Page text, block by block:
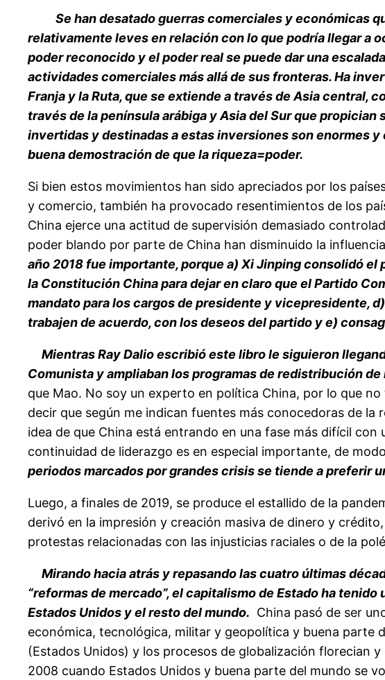
Se han desatado guerras comerciales y económicas
relativamente leves en relación con lo que podría llegar a
poder reconocido y el poder real se puede dar una
actividades comerciales más allá de sus fronteras. Ha
Franja y la Ruta, que se extiende a través de Asia central,
través de la península arábiga y Asia del Sur que
invertidas y destinadas a estas inversiones son enormes
buena demostración de que la riqueza=poder.
Si bien estos movimientos han sido apreciados por los
y comercio, también ha provocado resentimientos de los
China ejerce una actitud de supervisión demasiado
poder blando por parte de China han disminuido la
año 2018 fue importante, porque a) Xi Jinping consolidó
la Constitución China para dejar en claro que el Partido
mandato para los cargos de presidente y vicepresidente,
trabajen de acuerdo, con los deseos del partido y e)
Mientras Ray Dalio escribió este libro le siguieron
Comunista y ampliaban los programas de redistribución de
que Mao. No soy un experto en política China, por lo que
decir que según me indican fuentes más conocedoras de
idea de que China está entrando en una fase más difícil
continuidad de liderazgo es en especial importante, de
periodos marcados por grandes crisis se tiende a preferir
Luego, a finales de 2019, se produce el estallido de la
derivó en la impresión y creación masiva de dinero y
protestas relacionadas con las injusticias raciales o de la
Mirando hacia atrás y repasando las cuatro últimas
“reformas de mercado”, el capitalismo de Estado ha
Estados Unidos y el resto del mundo. China pasó de ser
económica, tecnológica, militar y geopolítica y buena parte
(Estados Unidos) y los procesos de globalización florecian
2008 cuando Estados Unidos y buena parte del mundo se